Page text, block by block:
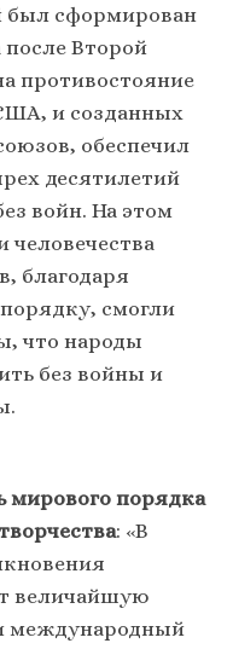
был сформирован
Второй
противостояние
и созданных
обеспечил
десятилетий
войн. На этом
человечества
благодаря
смогли
что народы
без войны и
мирового порядка
: «В
величайшую
международный